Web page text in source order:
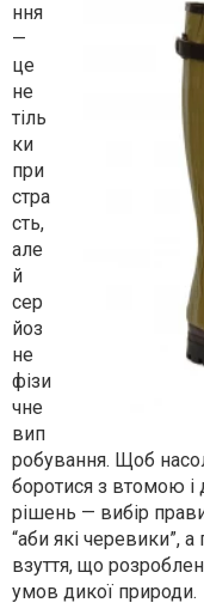
ння
—
це
не
тіль
ки
при
стра
сть,
але
й
сер
йоз
не
фізи
чне
вип
робування. Щоб
боротися з втомою
рішень — вибір
“аби які черевики”,
взуття, що
умов дикої природи.